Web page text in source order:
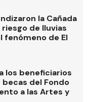
la Cañada
de lluvias
fenómeno de El
los beneficiarios
del Fondo
a las Artes y